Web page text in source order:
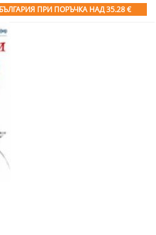
ПРИ ПОРЪЧКА НАД 35.28 €